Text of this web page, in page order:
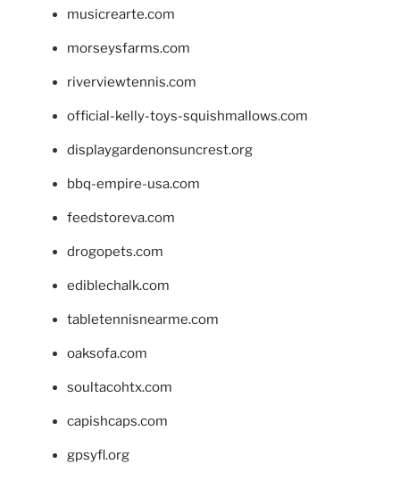
musicrearte.com
morseysfarms.com
riverviewtennis.com
official-kelly-toys-squishmallows.com
displaygardenonsuncrest.org
bbq-empire-usa.com
feedstoreva.com
drogopets.com
ediblechalk.com
tabletennisnearme.com
oaksofa.com
soultacohtx.com
capishcaps.com
gpsyfl.org